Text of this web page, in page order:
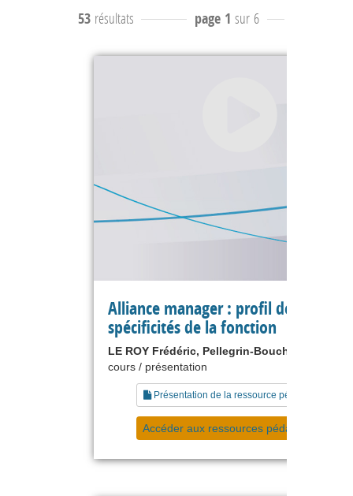
53 résultats page 1 sur 6
Alliance manager : profil des
spécificités de la fonction
LE ROY Frédéric, Pellegrin-Boucher Estelle
cours / présentation
Présentation de la ressource pédagogique
Accéder aux ressources pédagogiques